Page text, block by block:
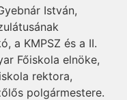
István,
a KMPSZ és a II.
Főiskola elnöke,
rektora,
polgármestere.